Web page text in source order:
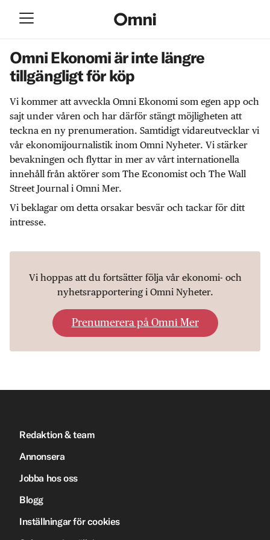
Omni Ekonomi är inte längre
tillgängligt för köp
Vi kommer att avveckla Omni Ekonomi som egen app och
sajt under våren och har därför stängt möjligheten att
teckna en ny prenumeration. Samtidigt vidareutvecklar vi
vår ekonomijournalistik inom Omni Nyheter. Vi stärker
bevakningen och flyttar in mer av vårt internationella
innehåll från aktörer som The Economist och The Wall
Street Journal i Omni Mer.
Vi beklagar om detta orsakar besvär och tackar för ditt
intresse.
Vi hoppas att du fortsätter följa vår ekonomi- och
nyhetsrapportering i Omni Nyheter.
Prenumerera på Omni Mer
Redaktion & team
Annonsera
Jobba hos oss
Blogg
Inställningar för cookies